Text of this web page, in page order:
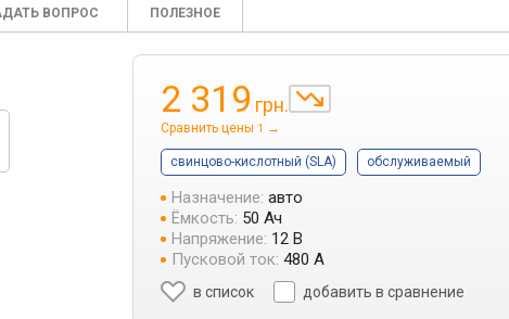
ВОПРОС ПОЛЕЗНОЕ
2 319 грн.
Сравнить цены 1 →
свинцово-кислотный (SLA) обслуживаемый
Назначение: авто
Ёмкость: 50 Ач
Напряжение: 12 В
Пусковой ток: 480 А
в список добавить в сравнение